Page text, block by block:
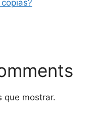
que mostrar.